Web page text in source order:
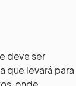
deve ser
que levará para